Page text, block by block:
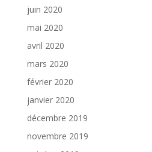
juin 2020
mai 2020
avril 2020
mars 2020
février 2020
janvier 2020
décembre 2019
novembre 2019